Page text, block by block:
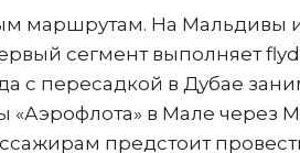
маршрутам. На Мальдивы
сегмент выполняет
с пересадкой в Дубае
«Аэрофлота» в Мале через
предстоит